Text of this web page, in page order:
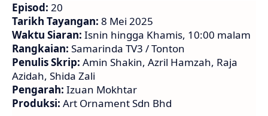
Episod: 20
Tarikh Tayangan: 8 Mei 2025
Waktu Siaran: Isnin hingga Khamis, 10:00 malam
Rangkaian: Samarinda TV3 / Tonton
Penulis Skrip: Amin Shakin, Azril Hamzah, Raja
Azidah, Shida Zali
Pengarah: Izuan Mokhtar
Produksi: Art Ornament Sdn Bhd